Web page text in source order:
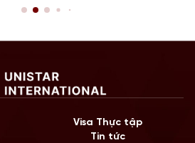
hàng đầu? Lộ trình chuyển tiếp
Visa Thực tập
Tin tức